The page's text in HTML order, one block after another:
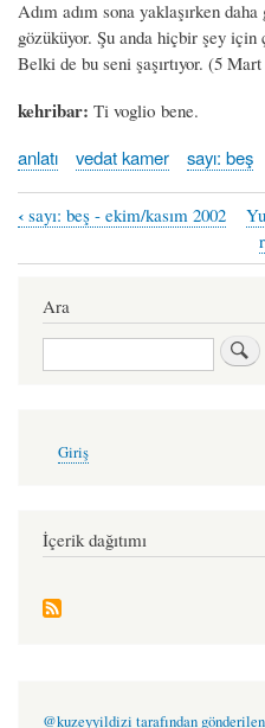
Adım adım sona yaklaşırken
gözüküyor. Şu anda hiçbir şey için
Belki de bu seni şaşırtıyor. (5
kehribar: Ti voglio bene.
anlatı vedat kamer sayı: beş
Book
traversal
links
for
pusula
vedat
kamer
‹ sayı: beş - ekim/kasım 2002
Ara
Ara
account
Giriş
İçerik dağıtımı
@kuzeyyildizi tarafından